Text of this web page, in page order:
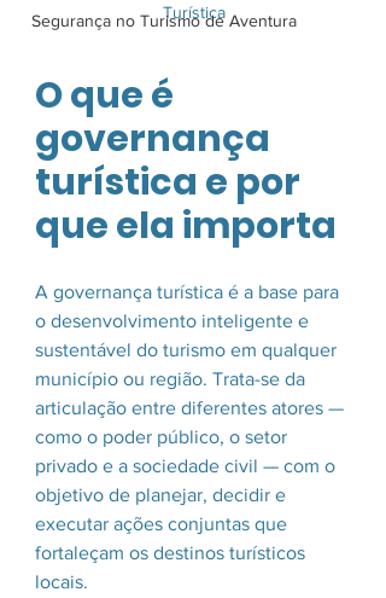
Segurança no Turismo de Aventura
Turística
O que é
governança
turística e por
que ela importa
A governança turística é a base para
o desenvolvimento inteligente e
sustentável do turismo em qualquer
município ou região. Trata-se da
articulação entre diferentes atores —
como o poder público, o setor
privado e a sociedade civil — com o
objetivo de planejar, decidir e
executar ações conjuntas que
fortaleçam os destinos turísticos
locais.